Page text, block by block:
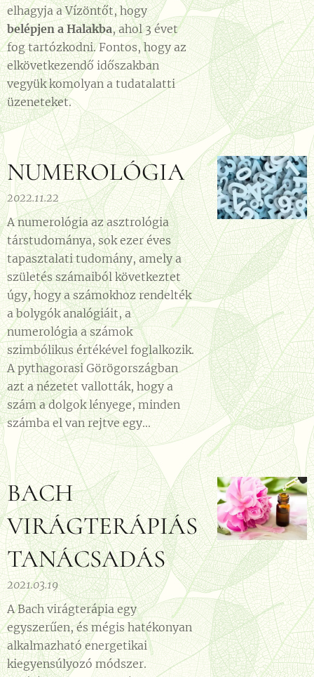
elhagyja a Vízöntőt, hogy
belépjen a Halakba, ahol 3 évet
fog tartózkodni. Fontos, hogy az
elkövetkezendő időszakban
vegyük komolyan a tudatalatti
üzeneteket.
NUMEROLÓGIA
2022.11.22
A numerológia az asztrológia
társtudománya, sok ezer éves
tapasztalati tudomány, amely a
születés számaiból következtet
úgy, hogy a számokhoz rendelték
a bolygók analógiáit, a
numerológia a számok
szimbólikus értékével foglalkozik.
A pythagorasi Görögországban
azt a nézetet vallották, hogy a
szám a dolgok lényege, minden
számba el van rejtve egy...
BACH
VIRÁGTERÁPIÁS
TANÁCSADÁS
2021.03.19
A Bach virágterápia egy
egyszerűen, és mégis hatékonyan
alkalmazható energetikai
kiegyensúlyozó módszer.